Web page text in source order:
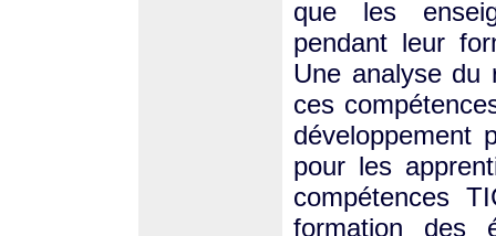
que les
pendant leur
Une analyse du
ces
développement
pour les
compétences
formation des